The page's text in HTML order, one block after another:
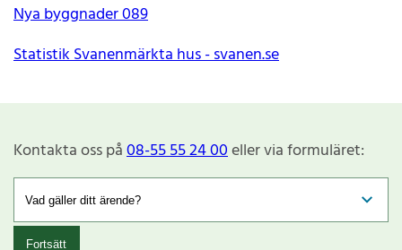
Nya byggnader 089
Statistik Svanenmärkta hus - svanen.se
Kontakta oss på08-55 55 24 00eller via formuläret:
Fortsätt